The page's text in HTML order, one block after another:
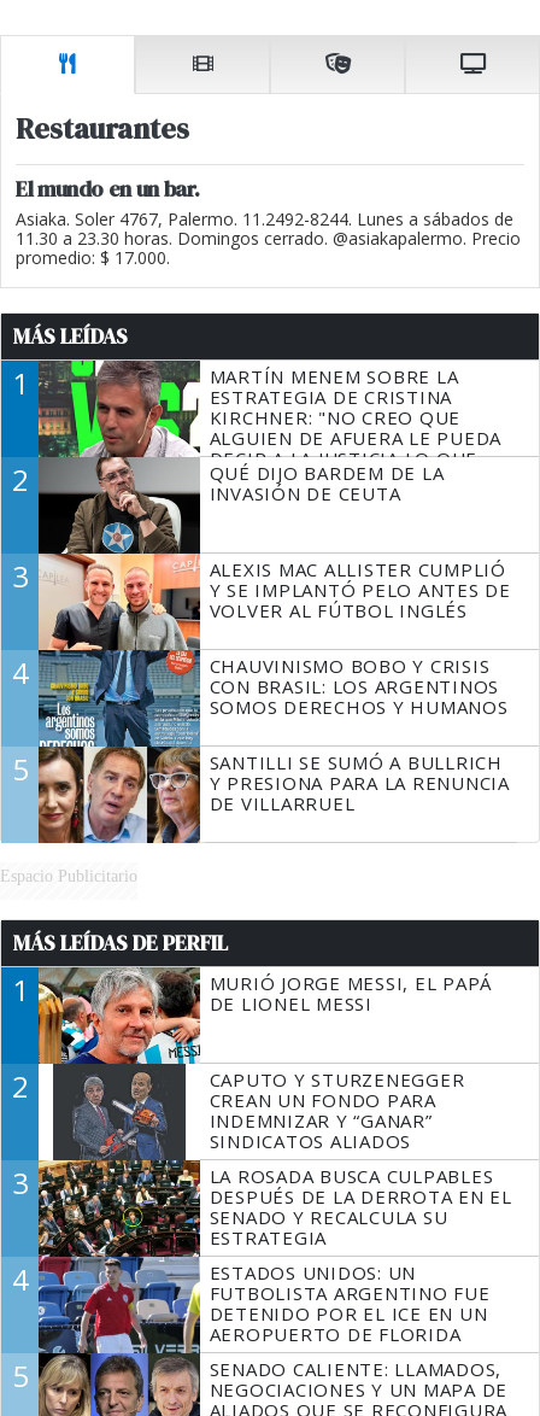
Restaurantes
El mundo en un bar.
Asiaka. Soler 4767, Palermo. 11.2492-8244. Lunes a sábados de
11.30 a 23.30 horas. Domingos cerrado. @asiakapalermo. Precio
promedio: $ 17.000.
MÁS LEÍDAS
1
MARTÍN MENEM SOBRE LA
ESTRATEGIA DE CRISTINA
KIRCHNER: "NO CREO QUE
ALGUIEN DE AFUERA LE PUEDA
DECIR A LA JUSTICIA LO QUE
TIENE QUE HACER"
2
QUÉ DIJO BARDEM DE LA
INVASIÓN DE CEUTA
3
ALEXIS MAC ALLISTER CUMPLIÓ
Y SE IMPLANTÓ PELO ANTES DE
VOLVER AL FÚTBOL INGLÉS
4
CHAUVINISMO BOBO Y CRISIS
CON BRASIL: LOS ARGENTINOS
SOMOS DERECHOS Y HUMANOS
5
SANTILLI SE SUMÓ A BULLRICH
Y PRESIONA PARA LA RENUNCIA
DE VILLARRUEL
Espacio Publicitario
MÁS LEÍDAS DE PERFIL
1
MURIÓ JORGE MESSI, EL PAPÁ
DE LIONEL MESSI
2
CAPUTO Y STURZENEGGER
CREAN UN FONDO PARA
INDEMNIZAR Y “GANAR”
SINDICATOS ALIADOS
3
LA ROSADA BUSCA CULPABLES
DESPUÉS DE LA DERROTA EN EL
SENADO Y RECALCULA SU
ESTRATEGIA
4
ESTADOS UNIDOS: UN
FUTBOLISTA ARGENTINO FUE
DETENIDO POR EL ICE EN UN
AEROPUERTO DE FLORIDA
5
SENADO CALIENTE: LLAMADOS,
NEGOCIACIONES Y UN MAPA DE
ALIADOS QUE SE RECONFIGURA